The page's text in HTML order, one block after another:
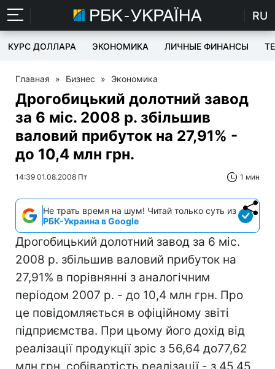
RU
КУРС ДОЛЛАРА ЭКОНОМИКА ЛИЧНЫЕ ФИНАНСЫ
Главная » Бизнес » Экономика
Дрогобицький долотний завод
за 6 міс. 2008 р. збільшив
валовий прибуток на 27,91% -
до 10,4 млн грн.
14:39 01.08.2008 Пт 1 мин
Не трать время на шум! Читай только суть из
РБК-Украина в Google
Дрогобицький долотний завод за 6 міс.
2008 р. збільшив валовий прибуток на
27,91% в порівнянні з аналогічним
періодом 2007 р. - до 10,4 млн грн. Про
це повідомляється в офіційному звіті
підприємства. При цьому його дохід від
реалізації продукції зріс з 56,64 до77,62